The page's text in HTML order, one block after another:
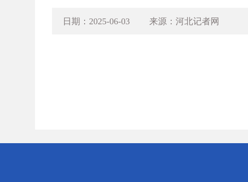
日期：2025-06-03 来源：河北记者网